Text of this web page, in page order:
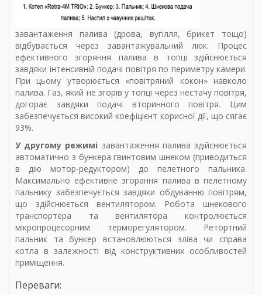
завантаження палива (дрова, вугілля, брикет тощо)
відбувається через завантажувальний люк. Процес
ефективного згоряння палива в топці здійснюється
завдяки інтенсивній подачі повітря по периметру камери.
При цьому утворюється «повітряний кокон» навколо
палива. Газ, який не згорів у топці через нестачу повітря,
догорає завдяки подачі вторинного повітря. Цим
забезпечується високий коефіцієнт корисної дії, що сягає
93%.
У другому режимі завантаження палива здійснюється
автоматично з бункера гвинтовим шнеком (приводиться
в дію мотор-редуктором) до пелетного пальника.
Максимально ефективне згорання палива в пелетному
пальнику забезпечується завдяки обдуванню повітрям,
що здійснюється вентилятором. Робота шнекового
транспортера та вентилятора контролюється
мікропроцесорним терморегулятором. Ретортний
пальник та бункер встановлюються зліва чи справа
котла в залежності від конструктивних особливостей
приміщення.
Переваги: